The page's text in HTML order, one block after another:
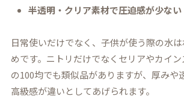
半透明・クリア素材で圧迫感が少ない
日常使いだけでなく、子供が使う際の水
めです。ニトリだけでなくセリアやカイ
の100均でも類似品がありますが、厚みや
高級感が違いとしてあげられます。